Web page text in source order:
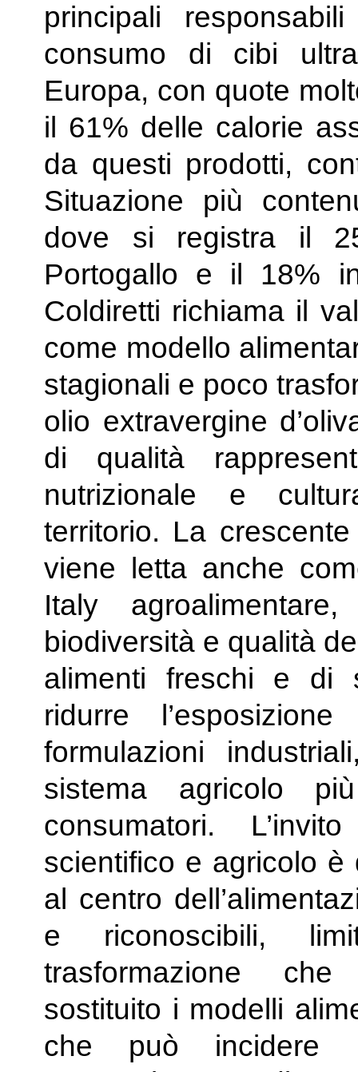
principali
consumo di cibi
Europa, con quote
il 61% delle calorie
da questi prodotti,
Situazione più
dove si registra il
Portogallo e il 18%
Coldiretti richiama il
come modello
stagionali e poco
olio extravergine
di qualità
nutrizionale e
territorio. La
viene letta anche
Italy
biodiversità e qualità
alimenti freschi e di
ridurre
formulazioni
sistema agricolo
consumatori.
scientifico e agricolo è
al centro
e riconoscibili,
trasformazione che
sostituito i modelli
che può incidere